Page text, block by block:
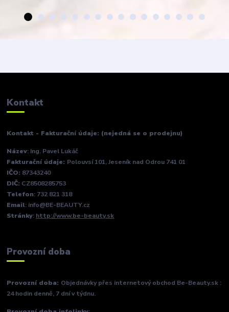
Kontakt
Kontakt - Fakturační údaje: (nejedná se o prodejnu)
Název: Ing. Pavel Lukáč
Fakturační údaje: Polouvsí 101, Jeseník nad Odrou 741 01
IČO: 87343240
DIČ: CZ8508285753
Telefon: 732 821 318
Email: info@BE-BEAUTY.cz
Stránky: http://www.be-beauty.sk
Provozní doba
Provozní doba: Objednávky přes internetový obchod Be-Beauty.sk :
24 hodin denně, 7 dní v týdnu.